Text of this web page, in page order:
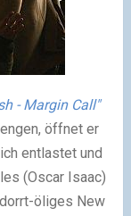
- Margin Call"
öffnet er
entlastet und
(Oscar Isaac)
öliges New